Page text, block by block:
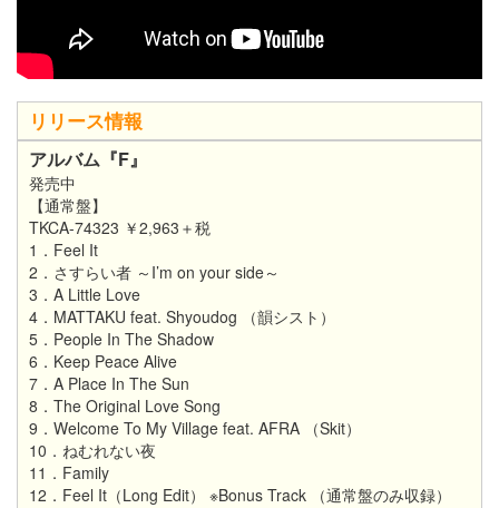
リリース情報
アルバム『F』
発売中
【通常盤】
TKCA-74323 ￥2,963＋税
1．Feel It
2．さすらい者 ～I’m on your side～
3．A Little Love
4．MATTAKU feat. Shyoudog （韻シスト）
5．People In The Shadow
6．Keep Peace Alive
7．A Place In The Sun
8．The Original Love Song
9．Welcome To My Village feat. AFRA （Skit）
10．ねむれない夜
11．Family
12．Feel It（Long Edit） ※Bonus Track （通常盤のみ収録）